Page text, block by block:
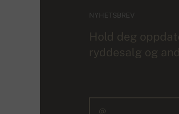
NYHETSBREV
Hold deg
ryddesalg og